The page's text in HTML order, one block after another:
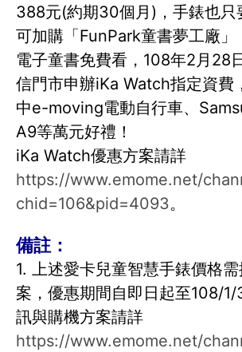
388元(約期30個月)，手錶也只
可加購「FunPark童書夢工廠
電子童書免費看，108年2月28
信門市申辦iKa Watch指定資費
中e-moving電動自行車、
A9等萬元好禮！
iKa Watch優惠方案請詳
https://www.emome.net/
chid=106&pid=4093。
備註：
1. 上述愛卡兒童智慧手錶價格
案，優惠期間自即日起至108/1/
訊與購機方案請詳
https://www.emome.net/